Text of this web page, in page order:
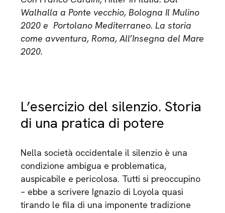
Walhalla a Ponte vecchio, Bologna Il Mulino
2020 e Portolano Mediterraneo. La storia
come avventura, Roma, All’Insegna del Mare
2020.
L’esercizio del silenzio. Storia
di una pratica di potere
Nella società occidentale il silenzio è una
condizione ambigua e problematica,
auspicabile e pericolosa. Tutti si preoccupino
– ebbe a scrivere Ignazio di Loyola quasi
tirando le fila di una imponente tradizione